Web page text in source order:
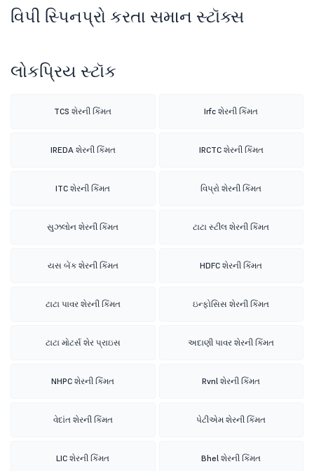
વિપી સ્પિનપ્રો કરતા સમાન સ્ટૉક્સ
લોકપ્રિય સ્ટૉક
TCS શેરની કિંમત Irfc શેરની કિંમત
IREDA શેરની કિંમત IRCTC શેરની કિંમત
ITC શેરની કિંમત વિપ્રો શેરની કિંમત
સુઝલોન શેરની કિંમત ટાટા સ્ટીલ શેરની કિંમત
યસ બેંક શેરની કિંમત HDFC શેરની કિંમત
ટાટા પાવર શેરની કિંમત ઇન્ફોસિસ શેરની કિંમત
ટાટા મોટર્સ શેર પ્રાઇસ અદાણી પાવર શેરની કિંમત
NHPC શેરની કિંમત Rvnl શેરની કિંમત
વેદાંત શેરની કિંમત પેટીએમ શેરની કિંમત
LIC શેરની કિંમત Bhel શેરની કિંમત